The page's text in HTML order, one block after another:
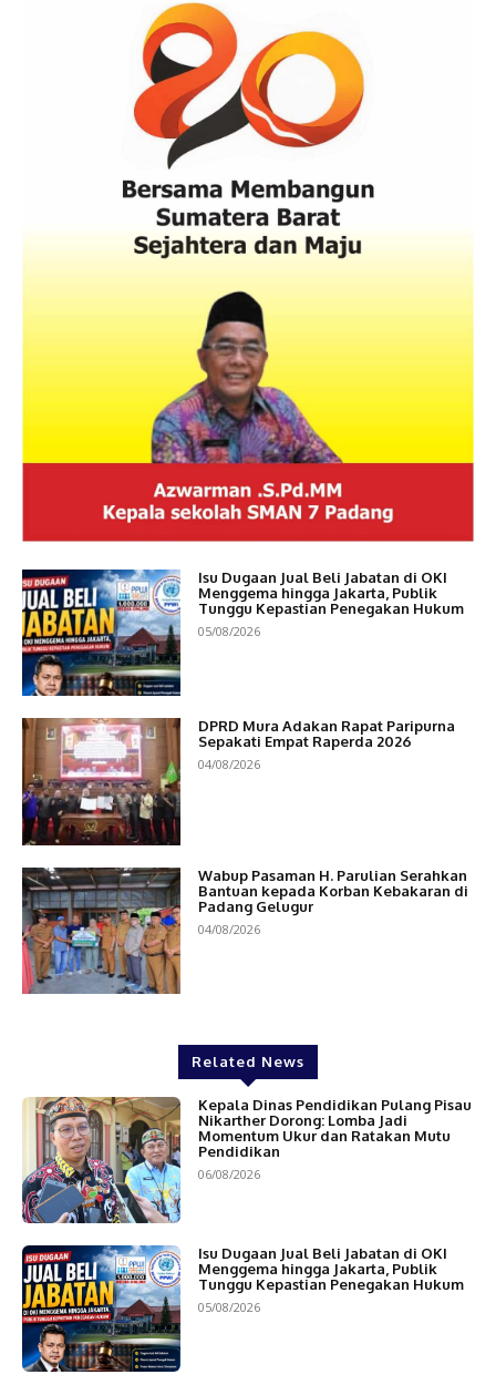
Isu Dugaan Jual Beli Jabatan di OKI
Menggema hingga Jakarta, Publik
Tunggu Kepastian Penegakan Hukum
05/08/2026
DPRD Mura Adakan Rapat Paripurna
Sepakati Empat Raperda 2026
04/08/2026
Wabup Pasaman H. Parulian Serahkan
Bantuan kepada Korban Kebakaran di
Padang Gelugur
04/08/2026
Related News
Kepala Dinas Pendidikan Pulang Pisau
Nikarther Dorong: Lomba Jadi
Momentum Ukur dan Ratakan Mutu
Pendidikan
06/08/2026
Isu Dugaan Jual Beli Jabatan di OKI
Menggema hingga Jakarta, Publik
Tunggu Kepastian Penegakan Hukum
05/08/2026